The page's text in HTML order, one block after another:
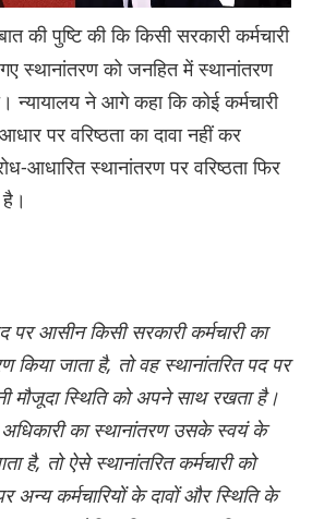
की पुष्टि की कि किसी सरकारी कर्मचारी
स्थानांतरण को जनहित में स्थानांतरण
न्यायालय ने आगे कहा कि कोई कर्मचारी
पर वरिष्ठता का दावा नहीं कर
आधारित स्थानांतरण पर वरिष्ठता फिर
पर आसीन किसी सरकारी कर्मचारी का
किया जाता है, तो वह स्थानांतरित पद पर
मौजूदा स्थिति को अपने साथ रखता है।
अधिकारी का स्थानांतरण उसके स्वयं के
है, तो ऐसे स्थानांतरित कर्मचारी को
अन्य कर्मचारियों के दावों और स्थिति के